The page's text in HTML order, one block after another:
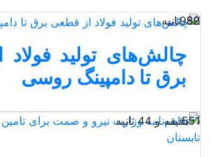
59 ثانیه
982
چالش‌های تولید
برق تا دامپینگ روسی
1 دقیقه و 44 ثانیه
551